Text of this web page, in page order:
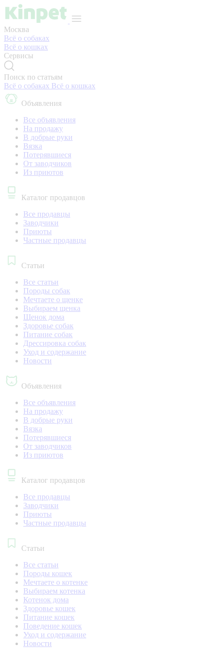
Москва
Всё о собаках
Всё о кошках
Сервисы
Поиск по статьям
Всё о собаках Всё о кошках
Объявления
Все объявления
На продажу
В добрые руки
Вязка
Потерявшиеся
От заводчиков
Из приютов
Каталог продавцов
Все продавцы
Заводчики
Приюты
Частные продавцы
Статьи
Все статьи
Породы собак
Мечтаете о щенке
Выбираем щенка
Щенок дома
Здоровье собак
Питание собак
Дрессировка собак
Уход и содержание
Новости
Объявления
Все объявления
На продажу
В добрые руки
Вязка
Потерявшиеся
От заводчиков
Из приютов
Каталог продавцов
Все продавцы
Заводчики
Приюты
Частные продавцы
Статьи
Все статьи
Породы кошек
Мечтаете о котенке
Выбираем котенка
Котенок дома
Здоровье кошек
Питание кошек
Поведение кошек
Уход и содержание
Новости